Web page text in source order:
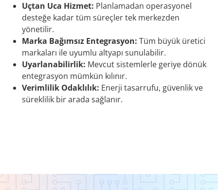
Uçtan Uca Hizmet: Planlamadan operasyonel
desteğe kadar tüm süreçler tek merkezden
yönetilir.
Marka Bağımsız Entegrasyon: Tüm büyük üretici
markaları ile uyumlu altyapı sunulabilir.
Uyarlanabilirlik: Mevcut sistemlerle geriye dönük
entegrasyon mümkün kılınır.
Verimlilik Odaklılık: Enerji tasarrufu, güvenlik ve
süreklilik bir arada sağlanır.